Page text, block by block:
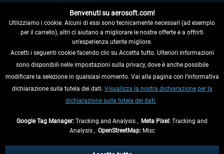
RECEDERE DAL CONTRATTO
INFORMAZIONI
Benvenuti su aerosoft.com!
Utilizziamo i cookie. Alcuni di essi sono tecnicamente necessari (ad esempio
per il carrello), altri ci aiutano a migliorare le nostre offerte e a offrirti
un'esperienza utente migliore.
Accetti i seguenti cookie facendo clic su Accetta tutto. Ulteriori informazioni
sono disponibili nelle impostazioni sulla privacy, dove è anche possibile
modificare la selezione in qualsiasi momento. Vai alla pagina con l'informativa
dichiarazione sulla tutela dei dati. Visualizza la nostra dichiarazione per la
dichiarazione sulla tutela dei dati.
Google Tag Manager: Tracking and Analysis , Meta Pixel: Tracking and
Analysis , OpenStreetMap:Misc